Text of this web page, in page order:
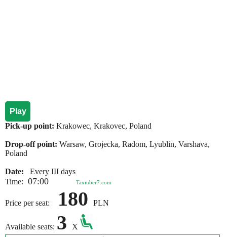
Play
Pick-up point: Krakowec, Krakovec, Poland
Drop-off point: Warsaw, Grojecka, Radom, Lyublіn, Varshava,
Poland
Date:
Every III days
Time: 07:00 Taxiuber7.com
Price per seat: 180 PLN
Available seats: 3
X